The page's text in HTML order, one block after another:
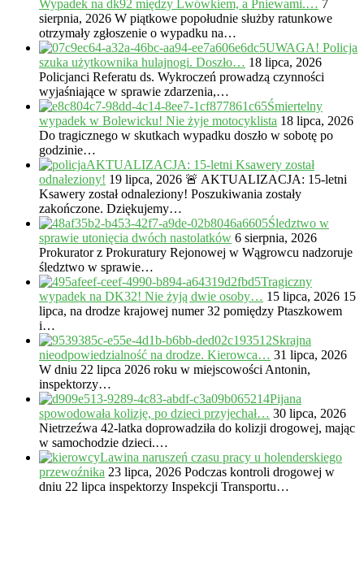
Wypadek na dk92 między Lwówkiem, a Pniewami.… 7
sierpnia, 2026 W piątkowe popołudnie służby ratunkowe
otrzymały zgłoszenie o wypadku na…
UWAGA! Policja
szuka użytkownika hulajnogi. Doszło… 18 lipca, 2026
Policjanci Referatu ds. Wykroczeń prowadzą czynności
wyjaśniające w sprawie zdarzenia,…
Śmiertelny
wypadek w Bolewicku! Nie żyje motocyklista 18 lipca, 2026
Do tragicznego w skutkach wypadku doszło w sobotę po
godzinie…
AKTUALIZACJA: 15-letni Ksawery został
odnaleziony! 19 lipca, 2026 🚨 AKTUALIZACJA: 15-letni
Ksawery został odnaleziony! Poszukiwania zostały
zakończone. Dziękujemy…
Śledztwo w
sprawie utonięcia dwóch nastolatków 6 sierpnia, 2026
Prokurator z Prokuratury Rejonowej w Wągrowcu nadzoruje
śledztwo w sprawie…
Tragiczny
wypadek na DK32! Nie żyją dwie osoby… 15 lipca, 2026 15
lipca, na drodze krajowej numer 32 pomiędzy Ptaszkowem
i…
Skrajna
nieodpowiedzialność na drodze. Kierowca… 31 lipca, 2026
W dniu 22 lipca 2026 roku w miejscowości Antonin,
inspektorzy…
Pijana
spowodowała kolizję, po dzieci przyjechał… 30 lipca, 2026
Nietrzeźwa 42-latka doprowadziła do kolizji drogowej, mając
w samochodzie dzieci.…
Lawina naruszeń czasu pracy u holenderskiego
przewoźnika 23 lipca, 2026 Podczas kontroli drogowej w
dniu 22 lipca inspektorzy Inspekcji Transportu…